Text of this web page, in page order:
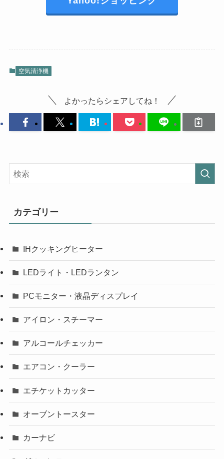
空気清浄機
よかったらシェアしてね！
カテゴリー
IHクッキングヒーター
LEDライト・LEDランタン
PCモニター・液晶ディスプレイ
アイロン・スチーマー
アルコールチェッカー
エアコン・クーラー
エチケットカッター
オーブントースター
カーナビ